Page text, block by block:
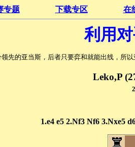
专题 下载专区 在
利用
先的亚当斯，后者只要弈和就能出线，
Leko,P
1.e4 e5 2.Nf3 Nf6 3.Nxe5